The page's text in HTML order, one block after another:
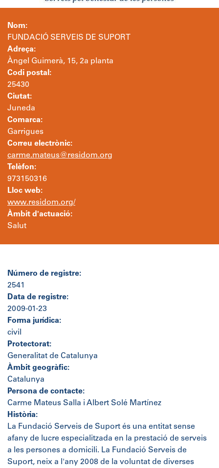
Nom:
FUNDACIÓ SERVEIS DE SUPORT
Adreça:
Àngel Guimerà, 15, 2a planta
Codi postal:
25430
Ciutat:
Juneda
Comarca:
Garrigues
Correu electrònic:
carme.mateus@residom.org
Telèfon:
973150316
Lloc web:
www.residom.org/
Àmbit d'actuació:
Salut
Número de registre:
2541
Data de registre:
2009-01-23
Forma jurídica:
civil
Protectorat:
Generalitat de Catalunya
Àmbit geogràfic:
Catalunya
Persona de contacte:
Carme Mateus Salla i Albert Solé Martínez
Història:
La Fundació Serveis de Suport és una entitat sense
afany de lucre especialitzada en la prestació de serveis
a les persones a domicili. La Fundació Serveis de
Suport, neix a l'any 2008 de la voluntat de diverses